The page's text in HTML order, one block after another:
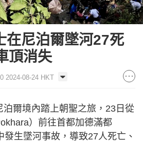
在尼泊爾墜河27死
頂消失
2024-08-24 HKT
泊爾境內踏上朝聖之旅，23日從
）前往首都加德滿都
發生墜河事故，導致27人死亡、